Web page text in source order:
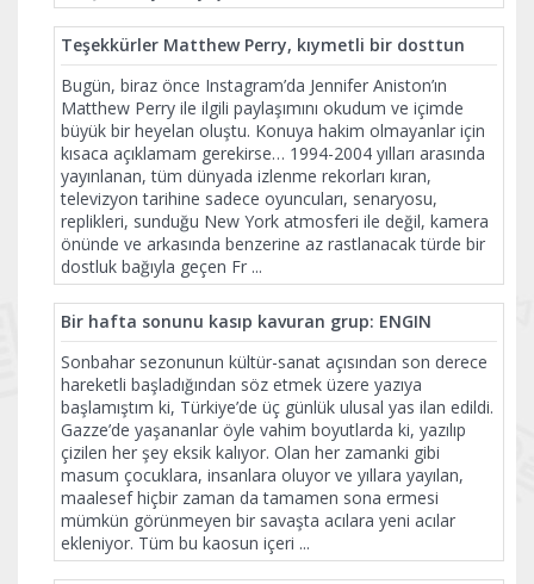
Teşekkürler Matthew Perry, kıymetli bir dosttun
Bugün, biraz önce Instagram’da Jennifer Aniston’ın
Matthew Perry ile ilgili paylaşımını okudum ve içimde
büyük bir heyelan oluştu. Konuya hakim olmayanlar için
kısaca açıklamam gerekirse… 1994-2004 yılları arasında
yayınlanan, tüm dünyada izlenme rekorları kıran,
televizyon tarihine sadece oyuncuları, senaryosu,
replikleri, sunduğu New York atmosferi ile değil, kamera
önünde ve arkasında benzerine az rastlanacak türde bir
dostluk bağıyla geçen Fr ...
Bir hafta sonunu kasıp kavuran grup: ENGIN
Sonbahar sezonunun kültür-sanat açısından son derece
hareketli başladığından söz etmek üzere yazıya
başlamıştım ki, Türkiye’de üç günlük ulusal yas ilan edildi.
Gazze’de yaşananlar öyle vahim boyutlarda ki, yazılıp
çizilen her şey eksik kalıyor. Olan her zamanki gibi
masum çocuklara, insanlara oluyor ve yıllara yayılan,
maalesef hiçbir zaman da tamamen sona ermesi
mümkün görünmeyen bir savaşta acılara yeni acılar
ekleniyor. Tüm bu kaosun içeri ...